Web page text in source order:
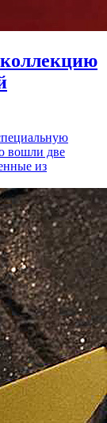
вошли две
из